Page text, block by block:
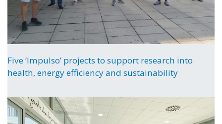
Five ‘Impulso’ projects to support research into
health, energy efficiency and sustainability